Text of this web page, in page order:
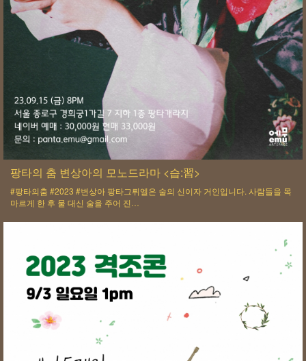
팡타의 춤 ​변상아의 모노드라마 <습:習>
#팡타의춤 #2023 #변상아 팡타그뤼엘은 술의 신이자 거인입니다. 사람들을 목
마르게 한 후 물 대신 술을 주어 진…